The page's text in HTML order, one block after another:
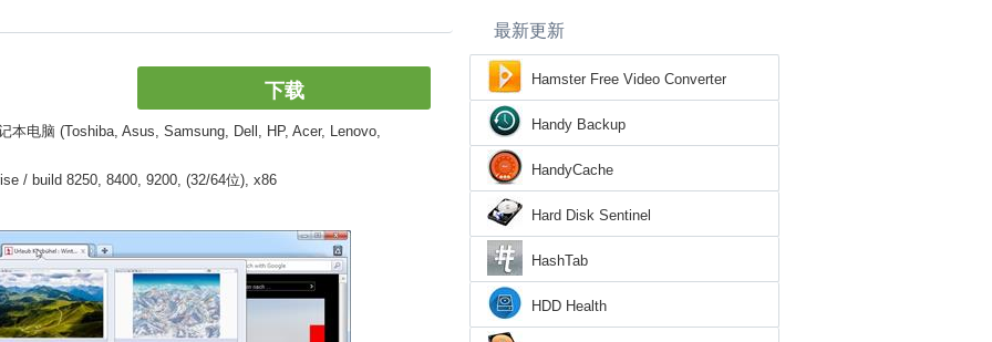
下载
本电脑 (Toshiba, Asus, Samsung, Dell, HP, Acer, Lenovo,
/ build 8250, 8400, 9200, (32/64位), x86
最新更新
Hamster Free Video Converter
Handy Backup
HandyCache
Hard Disk Sentinel
HashTab
HDD Health